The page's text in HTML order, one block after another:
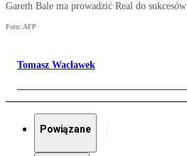
Gareth Bale ma prowadzić Real do sukcesów
Foto: AFP
Tomasz Wacławek
Powiązane